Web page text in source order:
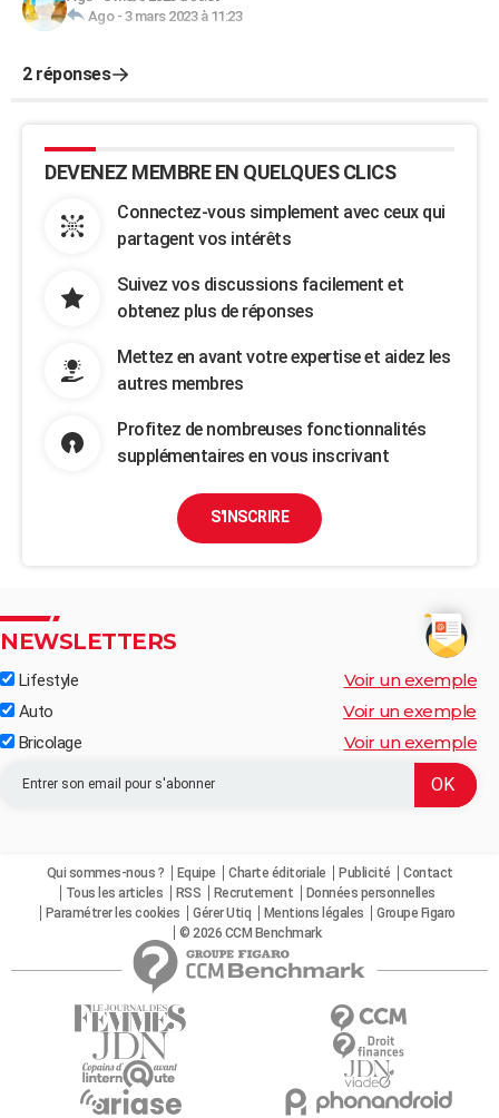
Ago- 3 mars 2023 à 11:23
2 réponses
DEVENEZ MEMBRE EN QUELQUES CLICS
Connectez-vous simplement avec ceux qui
partagent vos intérêts
Suivez vos discussions facilement et
obtenez plus de réponses
Mettez en avant votre expertise et aidez les
autres membres
Profitez de nombreuses fonctionnalités
supplémentaires en vous inscrivant
S'INSCRIRE
NEWSLETTERS
Lifestyle Voir un exemple
Auto Voir un exemple
Bricolage Voir un exemple
Qui sommes-nous ? Equipe Charte éditoriale Publicité
Contact
Tous les articles
RSS Recrutement
Données personnelles
Paramétrer les cookies
Gérer Utiq Mentions légales
Groupe Figaro
© 2026 CCM Benchmark